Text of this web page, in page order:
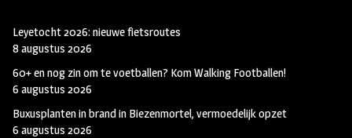
Leyetocht 2026: nieuwe fietsroutes
8 augustus 2026
60+ en nog zin om te voetballen? Kom Walking Footballen!
6 augustus 2026
Buxusplanten in brand in Biezenmortel, vermoedelijk opzet
6 augustus 2026